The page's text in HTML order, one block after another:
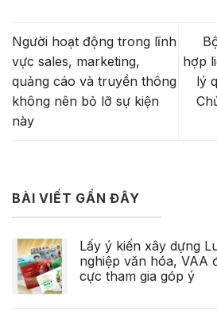
Người hoạt động trong lĩnh
vực sales, marketing,
quảng cáo và truyền thông
không nên bỏ lỡ sự kiện
này
hợp
lý
BÀI VIẾT GẦN ĐÂY
Lấy ý kiến xây dựng
nghiệp văn hóa, VAA
cực tham gia góp ý